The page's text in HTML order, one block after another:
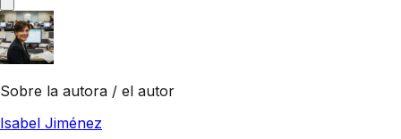
Sobre la autora / el autor
Isabel Jiménez